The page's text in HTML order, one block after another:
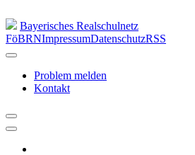
Bayerisches Realschulnetz
FöBRNImpressumDatenschutzRSS
Problem melden
Kontakt